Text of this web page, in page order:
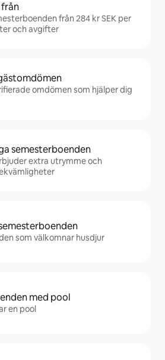
från 284 kr SEK per
och avgifter
omdömen som hjälper dig
semesterboenden
extra utrymme och
som välkomnar husdjur
med pool
en pool